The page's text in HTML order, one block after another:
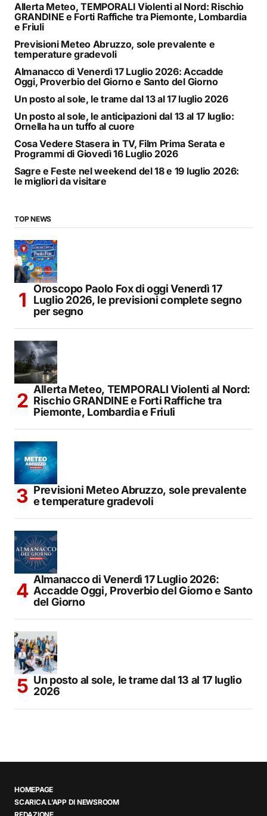
Allerta Meteo, TEMPORALI Violenti al Nord: Rischio
GRANDINE e Forti Raffiche tra Piemonte, Lombardia
e Friuli
Previsioni Meteo Abruzzo, sole prevalente e
temperature gradevoli
Almanacco di Venerdì 17 Luglio 2026: Accadde
Oggi, Proverbio del Giorno e Santo del Giorno
Un posto al sole, le trame dal 13 al 17 luglio 2026
Un posto al sole, le anticipazioni dal 13 al 17 luglio:
Ornella ha un tuffo al cuore
Cosa Vedere Stasera in TV, Film Prima Serata e
Programmi di Giovedì 16 Luglio 2026
Sagre e Feste nel weekend del 18 e 19 luglio 2026:
le migliori da visitare
TOP NEWS
Oroscopo Paolo Fox di oggi Venerdì 17
Luglio 2026, le previsioni complete segno
per segno
Allerta Meteo, TEMPORALI Violenti al Nord:
Rischio GRANDINE e Forti Raffiche tra
Piemonte, Lombardia e Friuli
Previsioni Meteo Abruzzo, sole prevalente
e temperature gradevoli
Almanacco di Venerdì 17 Luglio 2026:
Accadde Oggi, Proverbio del Giorno e Santo
del Giorno
Un posto al sole, le trame dal 13 al 17 luglio
2026
HOMEPAGE
SCARICA L’APP DI NEWSROOM